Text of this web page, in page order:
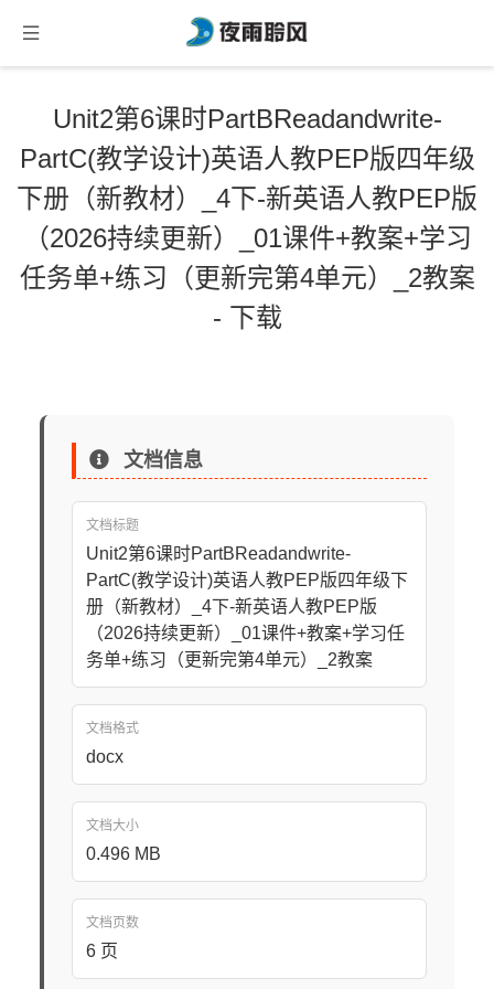
Unit2第6课时PartBReadandwrite-
PartC(教学设计)英语人教PEP版四年级
下册（新教材）_4下-新英语人教PEP版
（2026持续更新）_01课件+教案+学习
任务单+练习（更新完第4单元）_2教案
- 下载
文档信息
文档标题
Unit2第6课时PartBReadandwrite-
PartC(教学设计)英语人教PEP版四年级下
册（新教材）_4下-新英语人教PEP版
（2026持续更新）_01课件+教案+学习任
务单+练习（更新完第4单元）_2教案
文档格式
docx
文档大小
0.496 MB
文档页数
6 页